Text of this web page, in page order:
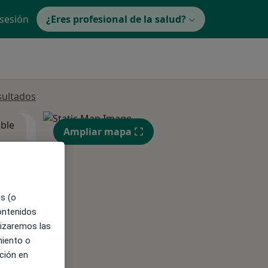
¿Eres profesional de la salud?
Ampliar mapa
(o
las
o
en